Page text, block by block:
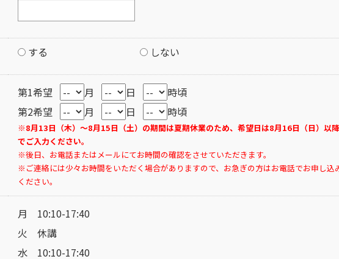
する しない
第1希望 月 日
時頃
第2希望
月 日 時頃
※8月13日（木）～8月15日（土）の期間は夏期休業のため、希望日は8月16日（日）以降
でご入力ください。
※後日、お電話またはメールにてお時間の確認をさせていただきます。
※ご連絡には少々お時間をいただく場合がありますので、お急ぎの方はお電話でお申し込
ください。
月 10:10-17:40
火 休講
水 10:10-17:40